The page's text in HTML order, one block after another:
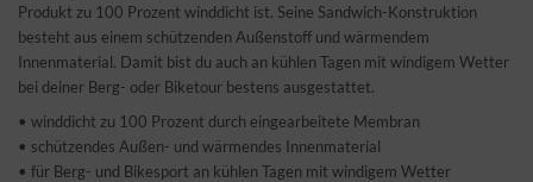
Produkt zu 100 Prozent winddicht ist. Seine Sandwich-Konstruktion
besteht aus einem schützenden Außenstoff und wärmendem
Innenmaterial. Damit bist du auch an kühlen Tagen mit windigem Wetter
bei deiner Berg- oder Biketour bestens ausgestattet.
• winddicht zu 100 Prozent durch eingearbeitete Membran
• schützendes Außen- und wärmendes Innenmaterial
• für Berg- und Bikesport an kühlen Tagen mit windigem Wetter